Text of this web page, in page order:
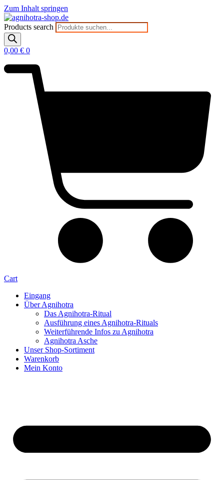
Zum Inhalt springen
Products search
0,00 € 0
Cart
Eingang
Über Agnihotra
Das Agnihotra-Ritual
Ausführung eines Agnihotra-Rituals
Weiterführende Infos zu Agnihotra
Agnihotra Asche
Unser Shop-Sortiment
Warenkorb
Mein Konto